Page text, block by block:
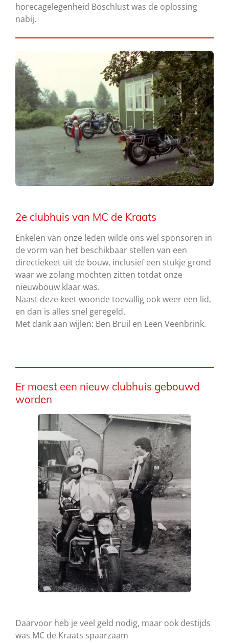
horecagelegenheid Boschlust was de oplossing
nabij.
2e clubhuis van MC de Kraats
Enkelen van onze leden wilde ons wel sponsoren in
de vorm van het beschikbaar stellen van een
directiekeet uit de bouw, inclusief een stukje grond
waar we zolang mochten zitten totdat onze
nieuwbouw klaar was.
Naast deze keet woonde toevallig ook weer een lid,
en dan is alles snel geregeld.
Met dank aan wijlen: Ben Bruil en Leen Veenbrink.
Er moest een nieuw clubhuis gebouwd
worden
Daarvoor heb je veel geld nodig, maar ook destijds
was MC de Kraats spaarzaam